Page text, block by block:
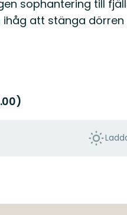
sophantering till
ihåg att stänga